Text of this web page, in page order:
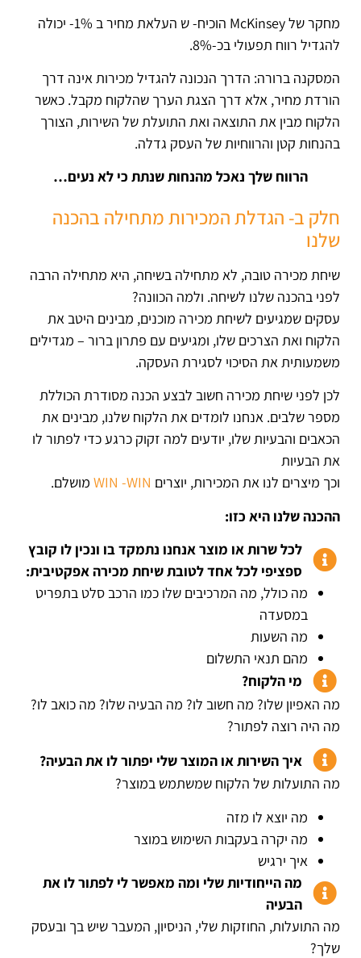
מחקר של McKinsey הוכיח- ש העלאת מחיר ב 1%- יכולה
להגדיל רווח תפעולי בכ-8%.
המסקנה ברורה: הדרך הנכונה להגדיל מכירות אינה דרך
הורדת מחיר, אלא דרך הצגת הערך שהלקוח מקבל. כאשר
הלקוח מבין את התוצאה ואת התועלת של השירות, הצורך
בהנחות קטן והרווחיות של העסק גדלה.
הרווח שלך נאכל מהנחות שנתת כי לא נעים…
חלק ב- הגדלת המכירות מתחילה בהכנה
שלנו
שיחת מכירה טובה, לא מתחילה בשיחה, היא מתחילה הרבה
לפני בהכנה שלנו לשיחה. ולמה הכוונה?
עסקים שמגיעים לשיחת מכירה מוכנים, מבינים היטב את
הלקוח ואת הצרכים שלו, ומגיעים עם פתרון ברור – מגדילים
משמעותית את הסיכוי לסגירת העסקה.
לכן לפני שיחת מכירה חשוב לבצע הכנה מסודרת הכוללת
מספר שלבים. אנחנו לומדים את הלקוח שלנו, מבינים את
הכאבים והבעיות שלו, יודעים למה זקוק כרגע כדי לפתור לו
את הבעיות
וכך מיצרים לנו את המכירות, יוצרים WIN -WIN מושלם.
ההכנה שלנו היא כזו:
לכל שרות או מוצר אנחנו נתמקד בו ונכין לו קובץ
ספציפי לכל אחד לטובת שיחת מכירה אפקטיבית:
מה כולל, מה המרכיבים שלו כמו הרכב סלט בתפריט
במסעדה
מה השעות
מהם תנאי התשלום
מי הלקוח?
מה האפיון שלו? מה חשוב לו? מה הבעיה שלו? מה כואב לו?
מה היה רוצה לפתור?
איך השירות או המוצר שלי יפתור לו את הבעיה?
מה התועלות של הלקוח שמשתמש במוצר?
מה יוצא לו מזה
מה יקרה בעקבות השימוש במוצר
איך ירגיש
מה הייחודיות שלי ומה מאפשר לי לפתור לו את
הבעיה
מה התועלות, החוזקות שלי, הניסיון, המעבר שיש בך ובעסק
שלך?